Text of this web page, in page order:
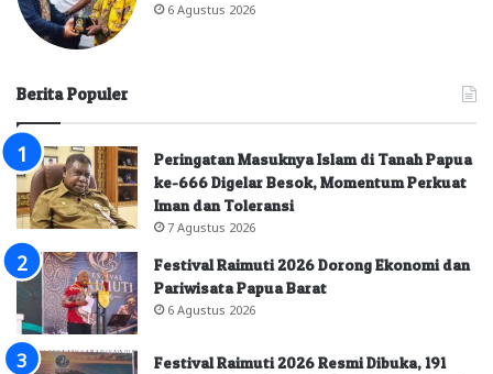
6 Agustus 2026
Berita Populer
Peringatan Masuknya Islam di Tanah Papua
ke-666 Digelar Besok, Momentum Perkuat
Iman dan Toleransi
7 Agustus 2026
Festival Raimuti 2026 Dorong Ekonomi dan
Pariwisata Papua Barat
6 Agustus 2026
Festival Raimuti 2026 Resmi Dibuka, 191